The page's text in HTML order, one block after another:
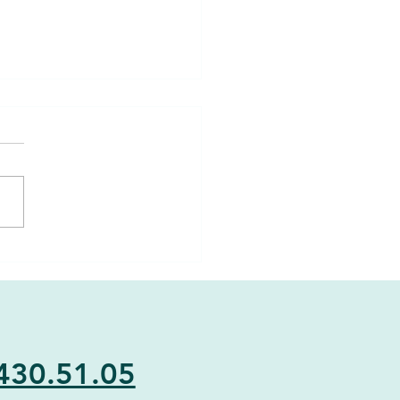
écht toe doet
werkelijkheid gaat het